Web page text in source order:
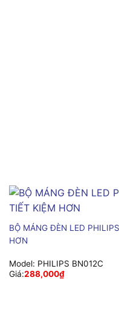
BỘ MÁNG ĐÈN LED
HƠN
Model: PHILIPS BN012C
Giá:288,000₫